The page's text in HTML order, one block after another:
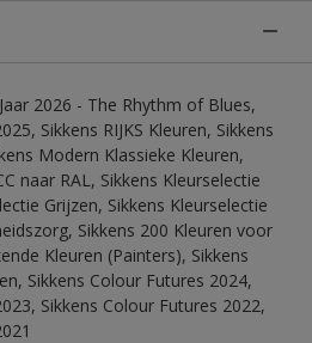
2026 - The Rhythm of Blues,
Sikkens RIJKS Kleuren, Sikkens
Modern Klassieke Kleuren,
naar RAL, Sikkens Kleurselectie
Grijzen, Sikkens Kleurselectie
Sikkens 200 Kleuren voor
Kleuren (Painters), Sikkens
Sikkens Colour Futures 2024,
Sikkens Colour Futures 2022,